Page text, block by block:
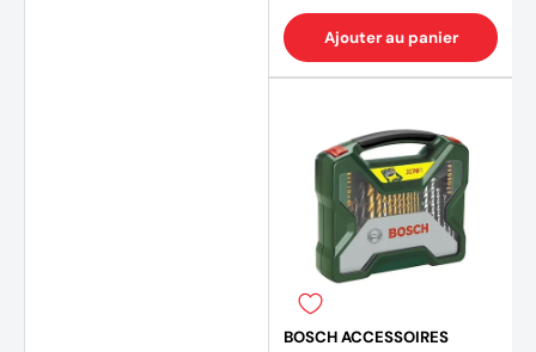
Ajouter au panier
BOSCH ACCESSOIRES